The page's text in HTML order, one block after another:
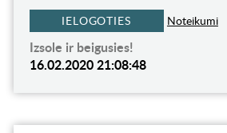
IELOGOTIES Noteikumi
Izsole ir beigusies!
16.02.2020 21:08:48